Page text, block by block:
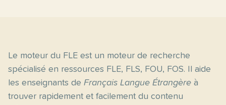
Le moteur du FLE est un moteur de recherche
spécialisé en ressources FLE, FLS, FOU, FOS. Il aide
les enseignants de Français Langue Étrangère à
trouver rapidement et facilement du contenu